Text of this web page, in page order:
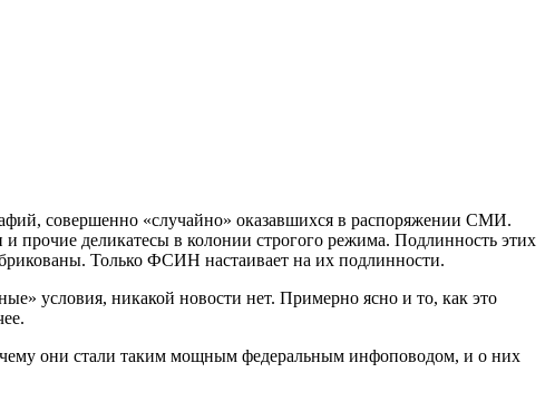
совершенно «случайно» оказавшихся в распоряжении СМИ.
деликатесы в колонии строгого режима. Подлинность этих
Только ФСИН настаивает на их подлинности.
условия, никакой новости нет. Примерно ясно и то, как это
они стали таким мощным федеральным инфоповодом, и о них